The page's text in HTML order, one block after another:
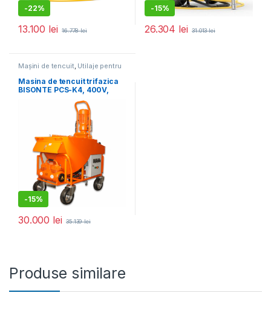
-22%
13.100 lei 16.778lei
-15%
26.304 lei 31.013lei
Mașini de tencuit, Utilaje pentru
construcții
Masina de tencuit trifazica
BISONTE PCS-K4, 400V,
-15%
30.000 lei 35.139lei
Produse similare